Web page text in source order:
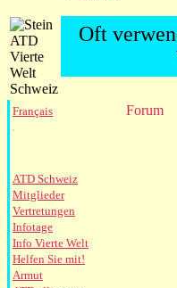
Oft
Français
ATD Schweiz
Mitglieder
Vertretungen
Infotage
Info Vierte Welt
Helfen Sie mit!
Armut
Forum